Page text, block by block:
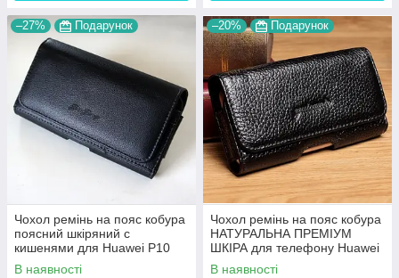
–27% Подарунок
Чохол ремінь на пояс кобура
поясний шкіряний c
кишенями для Huawei P10
"RAMOS"
В наявності
–20% Подарунок
Чохол ремінь на пояс кобура
НАТУРАЛЬНА ПРЕМІУМ
ШКІРА для телефону Huawei
P10 "FLOTAR"
В наявності